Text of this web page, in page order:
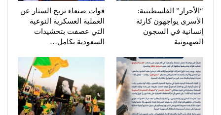
“الأحرار” الفلسطينية:
الأسرى يواجهون كارثة
إنسانية في السجون
الصهيونية
قوات صنعاء تزيح الستار عن
العملية العسكرية النوعية
التي عصفت بتحشيدات
السعودية بكامل…